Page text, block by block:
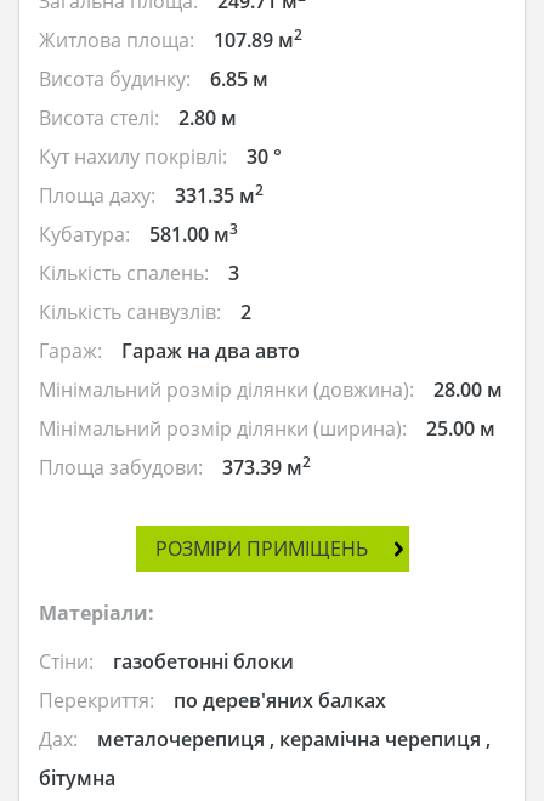
Житлова площа: 107.89 м2
Висота будинку:
6.85 м
Висота стелі:
2.80 м
Кут нахилу покрівлі:
30 °
Площа даху:
331.35 м2
Кубатура: 581.00 м3
Кількість спалень:
3
Кількість санвузлів:
2
Гараж:
Гараж на два авто
Мінімальний розмір ділянки (довжина):
28.00 м
Мінімальний розмір ділянки (ширина):
25.00 м
Площа забудови:
373.39 м2
РОЗМІРИ ПРИМІЩЕНЬ
Матеріали:
Стіни:
газобетонні блоки
Перекриття:
по дерев'яних балках
Дах:
металочерепиця , керамічна черепиця ,
бітумна